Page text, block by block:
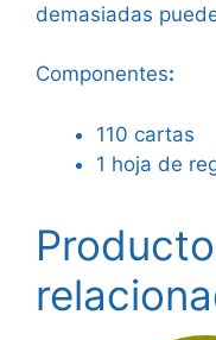
demasiadas
Componentes:
110 cartas
1 hoja de